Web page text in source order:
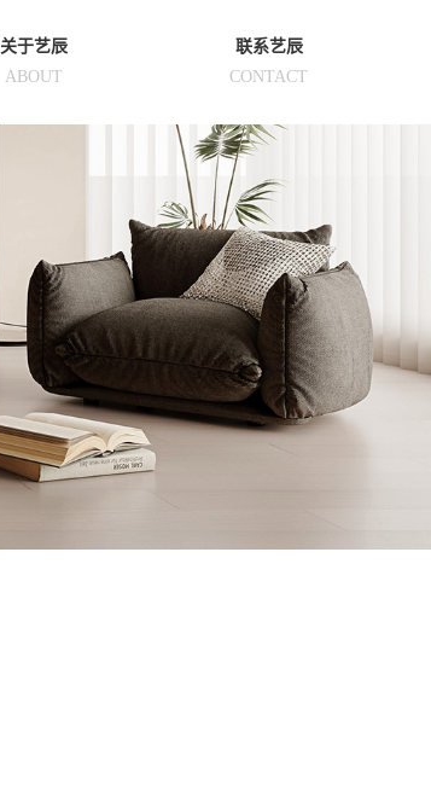
关于艺辰
ABOUT
联系艺辰
CONTACT